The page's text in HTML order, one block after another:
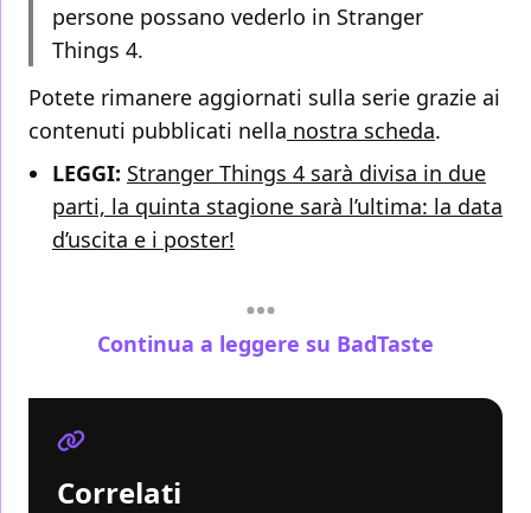
persone possano vederlo in Stranger
Things 4.
Potete rimanere aggiornati sulla serie grazie ai
contenuti pubblicati nella nostra scheda.
LEGGI: Stranger Things 4 sarà divisa in due
parti, la quinta stagione sarà l’ultima: la data
d’uscita e i poster!
Continua a leggere su BadTaste
Correlati